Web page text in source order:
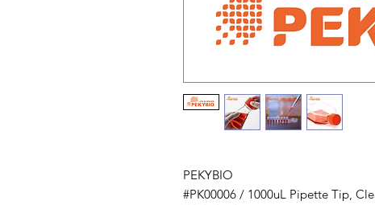
PEKYBIO
#PK00006 / 1000uL Pipette Tip,